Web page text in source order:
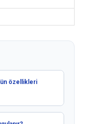
özellikleri